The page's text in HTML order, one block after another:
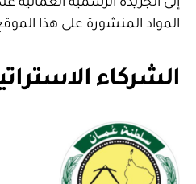
إلى الجريدة الرسمية العمانية
المواد المنشورة على هذا
الشركاء